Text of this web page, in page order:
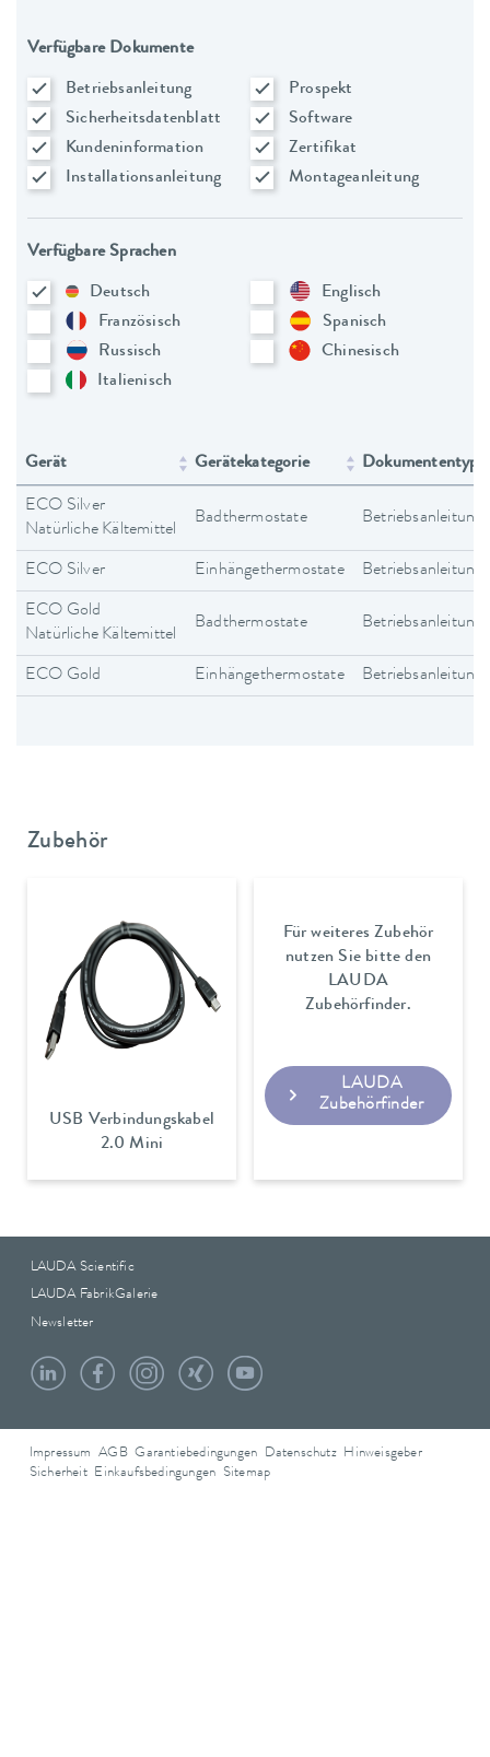
Verfügbare Dokumente
Betriebsanleitung
Prospekt
Sicherheitsdatenblatt
Software
Kundeninformation
Zertifikat
Installationsanleitung
Montageanleitung
Verfügbare Sprachen
Deutsch
Englisch
Französisch
Spanisch
Russisch
Chinesisch
Italienisch
Gerät Gerätekategorie Dokumententyp
ECO Silver
Natürliche Kältemittel
Badthermostate Betriebsanleitung
ECO Silver Einhängethermostate Betriebsanleitung
ECO Gold
Natürliche Kältemittel
Badthermostate Betriebsanleitung
ECO Gold Einhängethermostate Betriebsanleitung
Zubehör
USB Verbindungskabel
2.0 Mini
Für weiteres Zubehör
nutzen Sie bitte den
LAUDA
Zubehörfinder.
LAUDA
Zubehörfinder
LAUDA Scientific
LAUDA FabrikGalerie
Newsletter
Impressum AGB Garantiebedingungen Datenschutz Hinweisgeber
Sicherheit Einkaufsbedingungen Sitemap